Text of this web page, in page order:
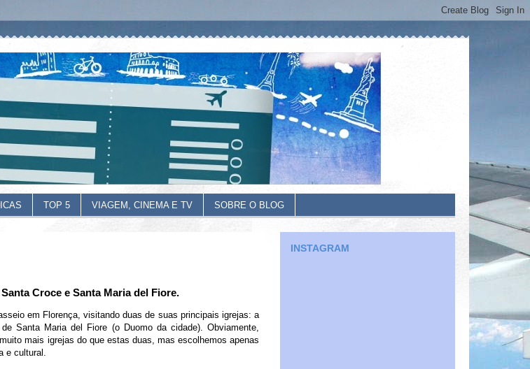
TOP 5 VIAGEM, CINEMA E TV SOBRE O BLOG
Croce e Santa Maria del Fiore.
em Florença, visitando duas de suas principais igrejas: a
Santa Maria del Fiore (o Duomo da cidade). Obviamente,
mais igrejas do que estas duas, mas escolhemos apenas
e cultural.
INSTAGRAM